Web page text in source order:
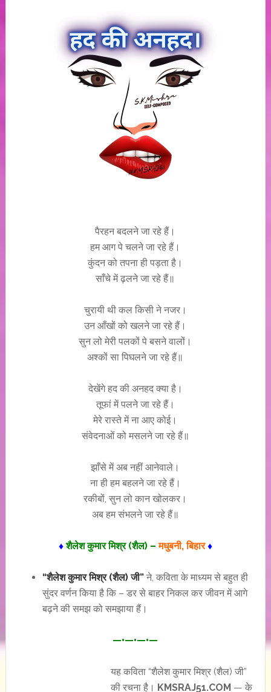
पैरहन बदलने जा रहे हैं।
हम आग पे चलने जा रहे हैं।
कुंदन को तपना ही पड़ता है।
साँचे में ढ़लने जा रहे हैं॥
चुरायी थी कल किसी ने नजर।
उन आँखों को खलने जा रहे हैं।
सुन लो मेरी पलकों पे बसने वालों।
अश्कों सा पिघलने जा रहे हैं॥
देखेंगे हद की अनहद क्या है।
तूफां में पलने जा रहे हैं।
मेरे रास्ते में ना आए कोई।
संवेदनाओं को मसलने जा रहे हैं॥
झाँसे में अब नहीं आनेवाले।
ना ही हम बहलने जा रहे हैं।
रकीबों, सुन लो कान खोलकर।
अब हम संभलने जा रहे हैं॥
♦शैलेश कुमार मिश्र (शैल) –मधुबनी, बिहार ♦
“शैलेश कुमार मिश्र (शैल) जी”ने, कविता के माध्यम से बहुत ही
सुंदर वर्णन किया है कि – डर से बाहर निकल कर जीवन में आगे
बढ़ने की समझ को समझाया हैं।
—•—•—•—
यह कविता “शैलेश कुमार मिश्र (शैल) जी”
की रचना है। KMSRAJ51.COM— के